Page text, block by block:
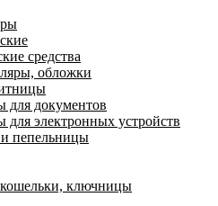
средства
обложки
для документов
для электронных устройств
пепельницы
ключницы